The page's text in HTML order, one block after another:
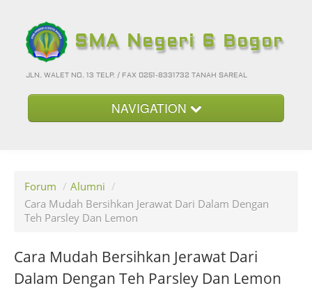
SMA Negeri 6 Bogor
JLN. WALET NO. 13 TELP. / FAX 0251-8331732 TANAH SAREAL
NAVIGATION
Album Foto
Foto-Foto Terbaru
Forum
Forum / Alumni /
Cara Mudah Bersihkan Jerawat Dari Dalam Dengan
Teh Parsley Dan Lemon
Cara Mudah Bersihkan Jerawat Dari
Dalam Dengan Teh Parsley Dan Lemon